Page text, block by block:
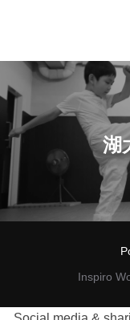
湖
Inspiro